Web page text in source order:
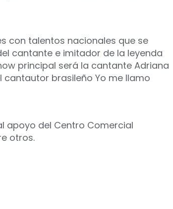
con talentos nacionales que se
cantante e imitador de la leyenda
principal será la cantante Adriana
cantautor brasileño Yo me llamo
apoyo del Centro Comercial
otros.